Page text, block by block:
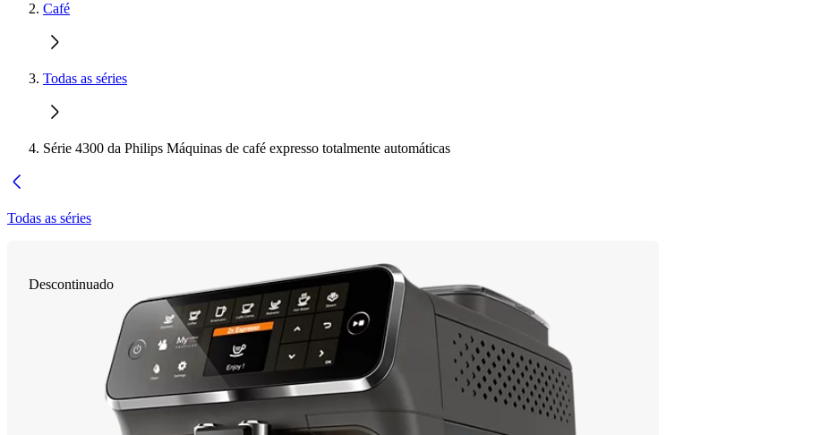
Café
Todas as séries
Série 4300 da Philips Máquinas de café expresso totalmente automáticas
Todas as séries
Descontinuado